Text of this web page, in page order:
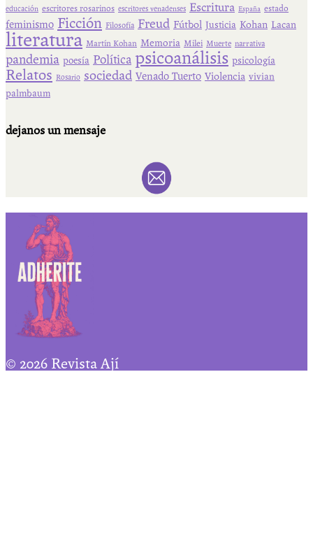
educación escritores rosarinos escritores venadenses Escritura España estado
feminismo Ficción Filosofía Freud Fútbol Justicia Kohan Lacan
literatura Martín Kohan Memoria Milei Muerte narrativa
pandemia poesía Política psicoanálisis psicología
Relatos Rosario sociedad Venado Tuerto Violencia vivian
palmbaum
dejanos un mensaje
© 2026 Revista Ají